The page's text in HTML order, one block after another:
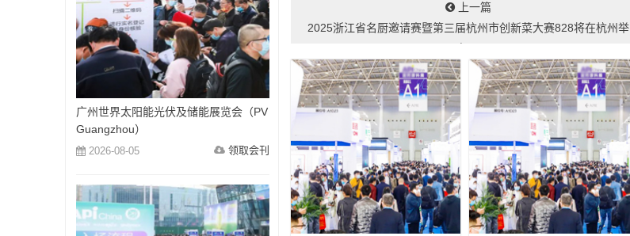
上一篇
2025浙江省名厨邀请赛暨第三届杭州市创新菜大赛828将在杭州举
广州世界太阳能光伏及储能展览会（PV
Guangzhou）
2026-08-05 领取会刊